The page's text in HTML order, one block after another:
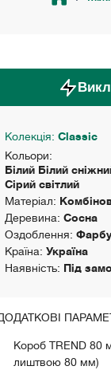
Колекція: Classic
Кольори:
Білий Білий
Сірий світлий
Матеріал:
Деревина: Сосна
Оздоблення:
Країна: Україна
Наявність: Під
Короб TREND 80
лиштвою 80 мм)